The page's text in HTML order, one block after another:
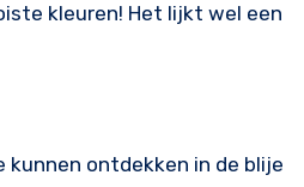
kleuren! Het lijkt wel een
kunnen ontdekken in de blije